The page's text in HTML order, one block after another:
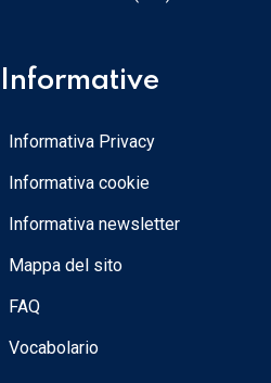
Informative
Informativa Privacy
Informativa cookie
Informativa newsletter
Mappa del sito
FAQ
Vocabolario